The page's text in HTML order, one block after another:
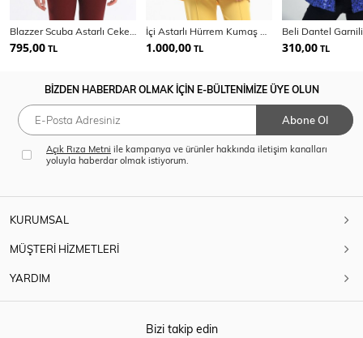
795,00 TL 1.000,00 TL 310,00 TL
BİZDEN HABERDAR OLMAK İÇİN E-BÜLTENİMİZE ÜYE OLUN
Abone Ol
Açık Rıza Metni ile kampanya ve ürünler hakkında iletişim kanalları
yoluyla haberdar olmak istiyorum.
KURUMSAL
MÜŞTERİ HİZMETLERİ
YARDIM
Bizi takip edin